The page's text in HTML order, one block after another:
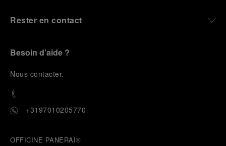
Rester en contact
Besoin d’aide ?
Nous contacter.
+3197010205770
OFFICINE PANERAI®